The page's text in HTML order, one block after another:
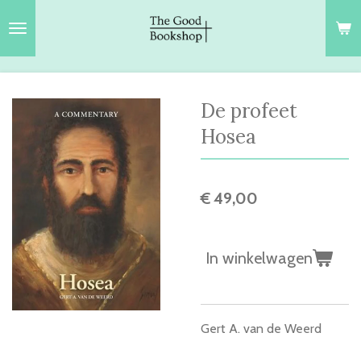
hoofdinhoud
De profeet
Hosea
€ 49,00
In winkelwagen
Gert A. van de Weerd